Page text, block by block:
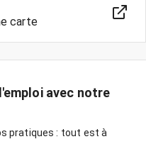
carte
avec notre
pratiques : tout est à